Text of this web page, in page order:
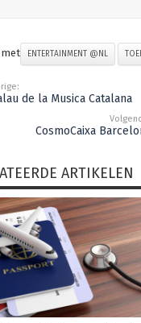
met ENTERTAINMENT @NL
de la Musica Catalana
CosmoCaixa
ARTIKELEN